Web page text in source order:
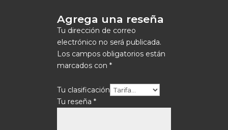
Agrega una reseña
Tu dirección de correo
electrónico no será publicada.
Los campos obligatorios están
marcados con *
Tu clasificación
Tu reseña *